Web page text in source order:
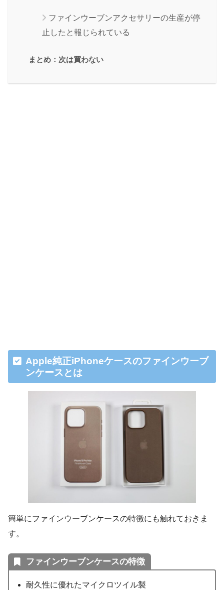
ファインウーブンアクセサリーの生産が停
止したと報じられている
まとめ：次は買わない
Apple純正iPhoneケースのファインウーブ
ンケースとは
簡単にファインウーブンケースの特徴にも触れておきま
す。
ファインウーブンケースの特徴
耐久性に優れたマイクロツイル製